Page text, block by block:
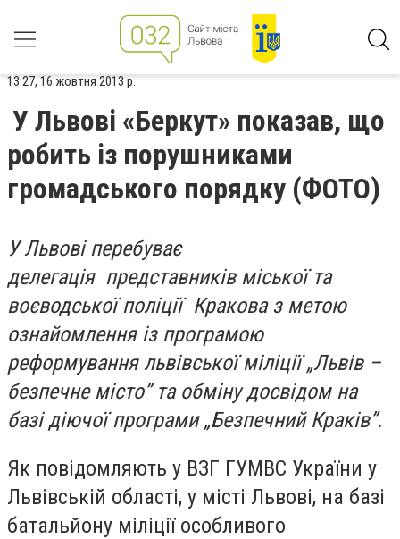
13:27, 16 жовтня 2013 р.
У Львові «Беркут» показав, що
робить із порушниками
громадського порядку (ФОТО)
У Львові перебуває
делегація представників міської та
воєводської поліції Кракова з метою
ознайомлення із програмою
реформування львівської міліції „Львів –
безпечне місто” та обміну досвідом на
базі діючої програми „Безпечний Краків”.
Як повідомляють у ВЗГ ГУМВС України у
Львівській області, у місті Львові, на базі
батальйону міліції особливого